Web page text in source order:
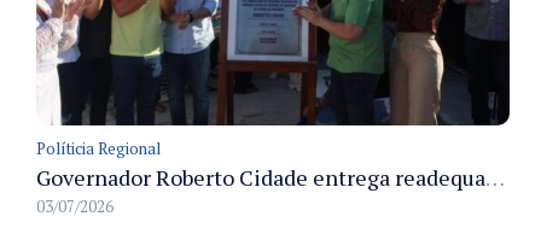
Políticia Regional
Governador Roberto Cidade entrega readequação do ambulatório da FCecon e amplia capacidade de atendimento oncológico em Manaus
03/07/2026